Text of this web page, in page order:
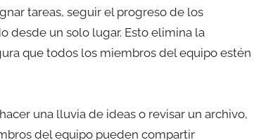
tareas, seguir el progreso de los
desde un solo lugar. Esto elimina la
que todos los miembros del equipo estén
una lluvia de ideas o revisar un archivo,
del equipo pueden compartir